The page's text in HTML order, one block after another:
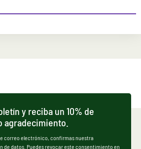
y reciba un 10% de
agradecimiento.
correo electrónico, confirmas nuestra
datos. Puedes revocar este consentimiento en